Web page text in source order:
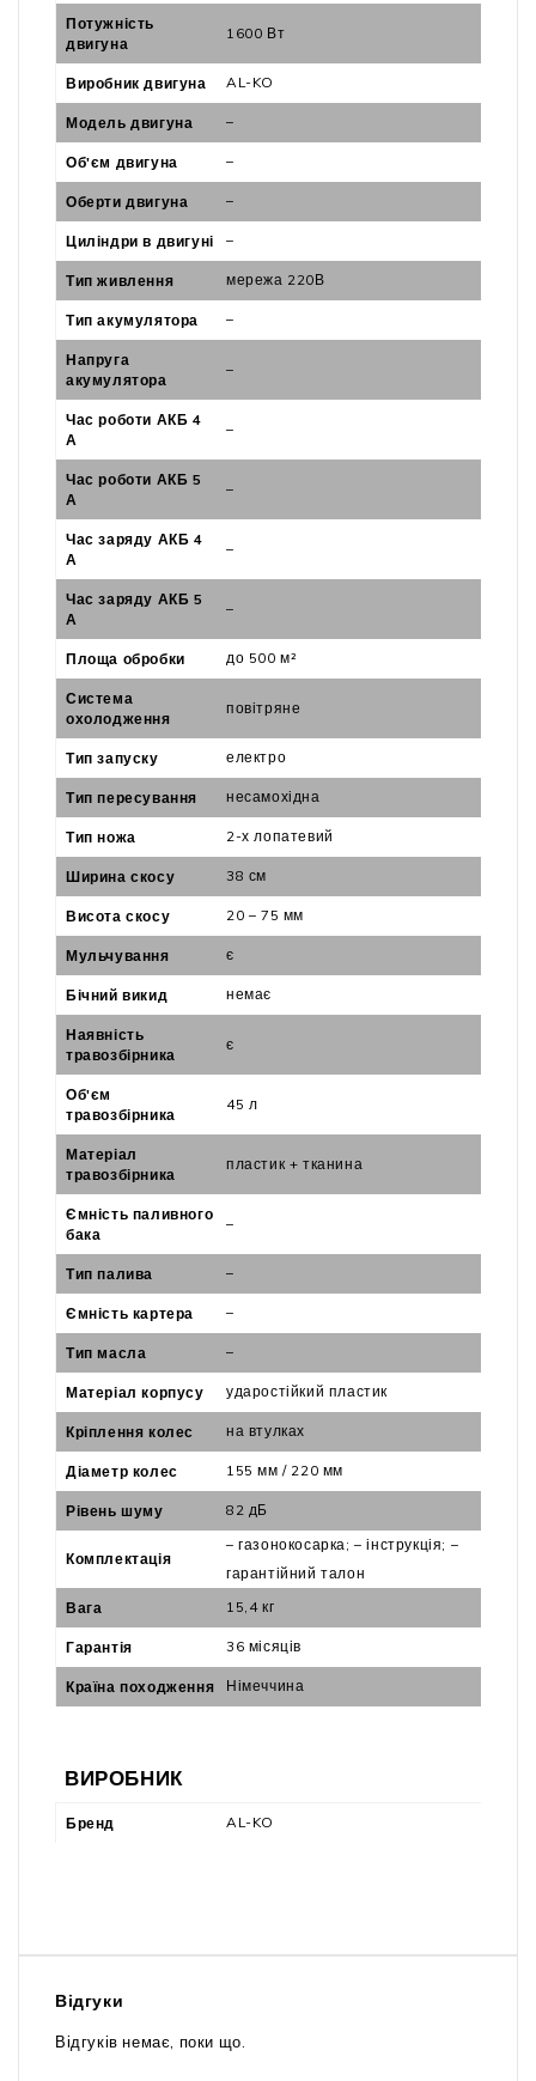
Потужність
двигуна
1600 Вт
Виробник двигуна AL-KO
Модель двигуна –
Об'єм двигуна –
Оберти двигуна –
Циліндри в двигуні –
Тип живлення мережа 220В
Тип акумулятора –
Напруга
акумулятора
–
Час роботи АКБ 4
А
–
Час роботи АКБ 5
А
–
Час заряду АКБ 4
А
–
Час заряду АКБ 5
А
–
Площа обробки до 500 м²
Система
охолодження
повітряне
Тип запуску електро
Тип пересування несамохідна
Тип ножа 2-х лопатевий
Ширина скосу 38 см
Висота скосу 20 – 75 мм
Мульчування є
Бічний викид немає
Наявність
травозбірника
є
Об'єм
травозбірника
45 л
Матеріал
травозбірника
пластик + тканина
Ємність паливного
бака
–
Тип палива –
Ємність картера –
Тип масла –
Матеріал корпусу ударостійкий пластик
Кріплення колес на втулках
Діаметр колес 155 мм / 220 мм
Рівень шуму 82 дБ
Комплектація
– газонокосарка; – інструкція; –
гарантійний талон
Вага
15,4 кг
Гарантія 36 місяців
Країна походження Німеччина
ВИРОБНИК
Бренд AL-KO
Відгуки
Відгуків немає, поки що.